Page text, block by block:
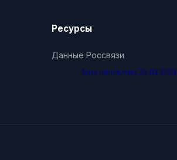
Ресурсы
Данные Россвязи
База обновлена 26.04.2024